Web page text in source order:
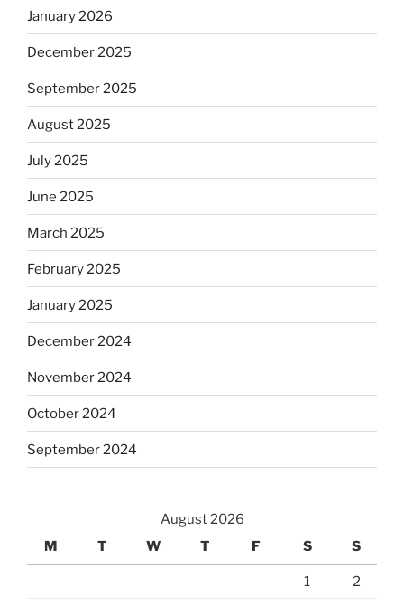
January 2026
December 2025
September 2025
August 2025
July 2025
June 2025
March 2025
February 2025
January 2025
December 2024
November 2024
October 2024
September 2024
August 2026
M
T W T F S S
1 2